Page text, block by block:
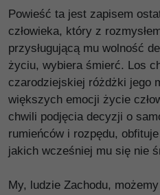
Powieść ta jest zapisem
człowieka, który z
przysługującą mu wolność
życiu, wybiera śmierć. Los
czarodziejskiej różdżki jego
większych emocji życie
chwili podjęcia decyzji o
rumieńców i rozpędu,
jakich wcześniej mu się nie
My, ludzie Zachodu,